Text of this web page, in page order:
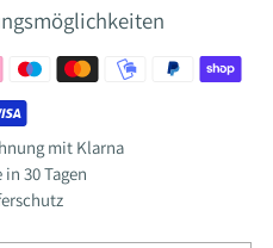
mit Klarna
30 Tagen